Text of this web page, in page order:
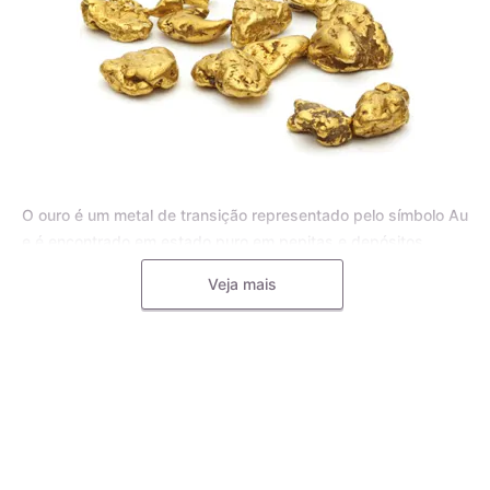
Veja mais
O ouro é um metal de transição representado pelo símbolo Au
aluviais, bem como em pequenas inclusões em rochas
metamórficas e minerais, como o quartzo. Para joias, o ouro